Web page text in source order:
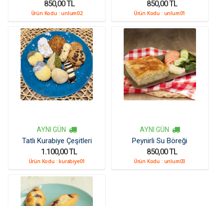
850,00 TL
Ürün Kodu :unlum02
850,00 TL
Ürün Kodu : unlum01
AYNI GÜN
Tatlı Kurabiye Çeşitleri
1.100,00 TL
Ürün Kodu :kurabiye01
AYNI GÜN
Peynirli Su Böreği
850,00 TL
Ürün Kodu : unlum03